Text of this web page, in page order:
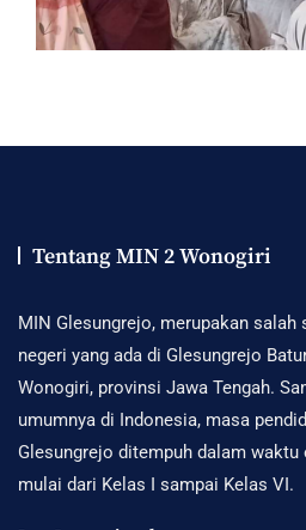
Tentang MIN 2 Wonogiri
MIN Glesungrejo, merupakan
negeri yang ada di Glesungrejo
Wonogiri, provinsi Jawa Tengah.
umumnya di Indonesia, masa
Glesungrejo ditempuh dalam waktu
mulai dari Kelas I sampai Kelas VI.